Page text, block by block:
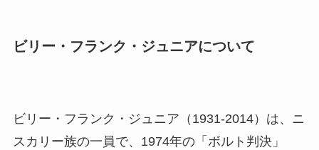
ビリー・フランク・ジュニアについて
ビリー・フランク・ジュニア（1931-2014）は、ニ
スカリー族の一員で、1974年の「ボルト判決」